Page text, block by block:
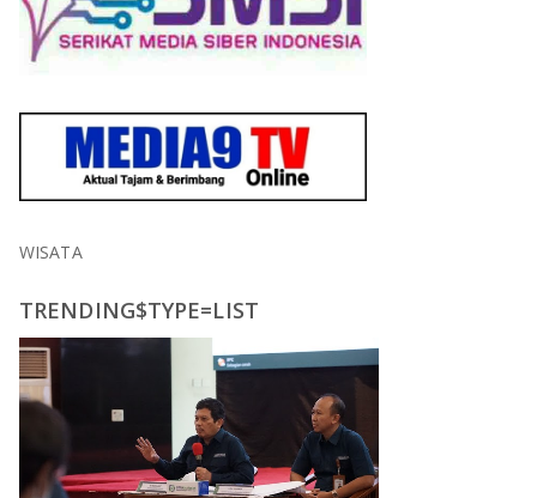
WISATA
TRENDING$TYPE=LIST